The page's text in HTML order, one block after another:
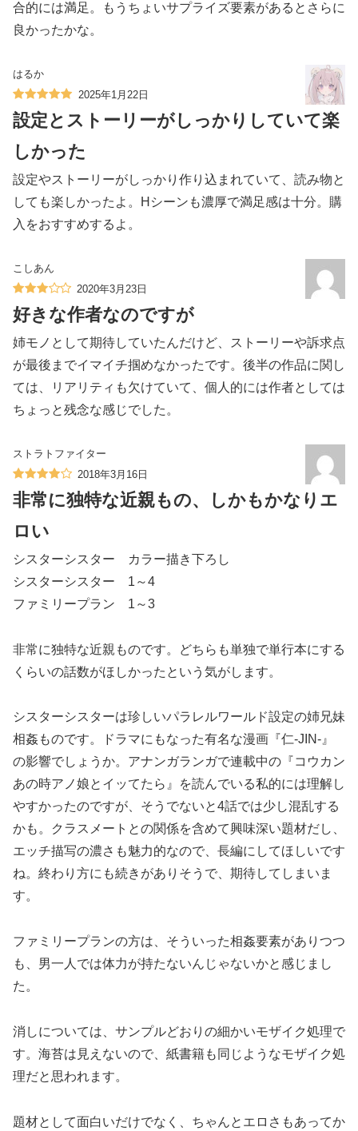
合的には満足。もうちょいサプライズ要素があるとさらに
良かったかな。
はるか
2025年1月22日
設定とストーリーがしっかりしていて楽
しかった
設定やストーリーがしっかり作り込まれていて、読み物と
しても楽しかったよ。Hシーンも濃厚で満足感は十分。購
入をおすすめするよ。
こしあん
2020年3月23日
好きな作者なのですが
姉モノとして期待していたんだけど、ストーリーや訴求点
が最後までイマイチ掴めなかったです。後半の作品に関し
ては、リアリティも欠けていて、個人的には作者としては
ちょっと残念な感じでした。
ストラトファイター
2018年3月16日
非常に独特な近親もの、しかもかなりエ
ロい
シスターシスター カラー描き下ろし
シスターシスター 1～4
ファミリープラン 1～3
非常に独特な近親ものです。どちらも単独で単行本にする
くらいの話数がほしかったという気がします。
シスターシスターは珍しいパラレルワールド設定の姉兄妹
相姦ものです。ドラマにもなった有名な漫画『仁-JIN-』
の影響でしょうか。アナンガランガで連載中の『コウカン
あの時アノ娘とイッてたら』を読んでいる私的には理解し
やすかったのですが、そうでないと4話では少し混乱する
かも。クラスメートとの関係を含めて興味深い題材だし、
エッチ描写の濃さも魅力的なので、長編にしてほしいです
ね。終わり方にも続きがありそうで、期待してしまいま
す。
ファミリープランの方は、そういった相姦要素がありつつ
も、男一人では体力が持たないんじゃないかと感じまし
た。
消しについては、サンプルどおりの細かいモザイク処理で
す。海苔は見えないので、紙書籍も同じようなモザイク処
理だと思われます。
題材として面白いだけでなく、ちゃんとエロさもあってか